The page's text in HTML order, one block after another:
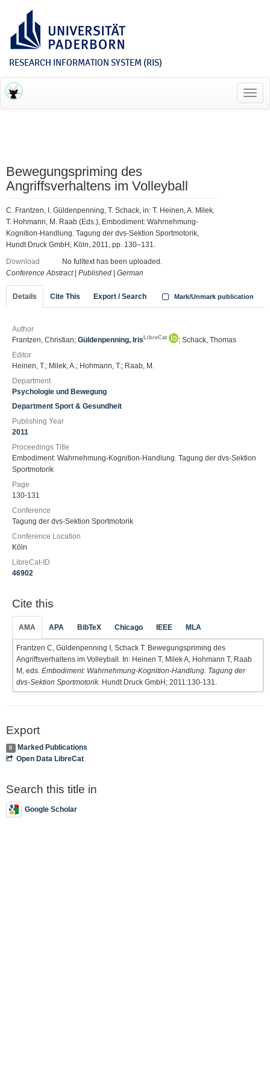
RESEARCH INFORMATION SYSTEM (RIS)
Bewegungspriming des
Angriffsverhaltens im Volleyball
C. Frantzen, I. Güldenpenning, T. Schack, in: T. Heinen, A. Milek,
T. Hohmann, M. Raab (Eds.), Embodiment: Wahrnehmung-
Kognition-Handlung. Tagung der dvs-Sektion Sportmotorik,
Hundt Druck GmbH, Köln, 2011, pp. 130–131.
Download
No fulltext has been uploaded.
Conference Abstract| Published German
Details Cite This Export / Search Mark/Unmark publication
Author
Frantzen, Christian; Güldenpenning, Iris LibreCat
; Schack, Thomas
Editor
Heinen, T.; Milek, A.; Hohmann, T.; Raab, M.
Department
Psychologie und Bewegung
Department Sport & Gesundheit
Publishing Year
2011
Proceedings Title
Embodiment: Wahrnehmung-Kognition-Handlung. Tagung der dvs-Sektion
Sportmotorik
Page
130-131
Conference
Tagung der dvs-Sektion Sportmotorik
Conference Location
Köln
LibreCat-ID
46902
Cite this
AMA APA BibTeX Chicago IEEE MLA
Frantzen C, Güldenpenning I, Schack T. Bewegungspriming des
Angriffsverhaltens im Volleyball. In: Heinen T, Milek A, Hohmann T, Raab
M, eds. Embodiment: Wahrnehmung-Kognition-Handlung. Tagung der
dvs-Sektion Sportmotorik. Hundt Druck GmbH; 2011:130-131.
Export
0
Marked Publications
Open Data LibreCat
Search this title in
Google Scholar